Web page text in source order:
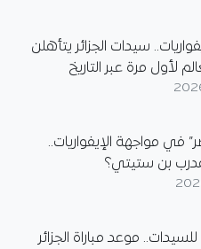
سيدات الجزائر يتأهلن
لأول مرة عبر التاريخ
في مواجهة الإيفواريات..
بن ستيتي؟
موعد مباراة الجزائر